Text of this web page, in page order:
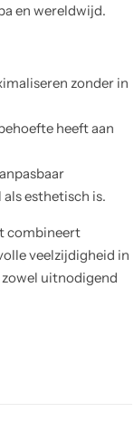
en wereldwijd.
zonder in
heeft aan
esthetisch is.
combineert
veelzijdigheid in
uitnodigend